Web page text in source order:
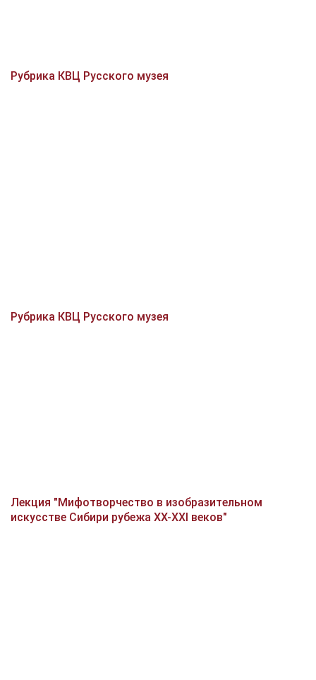
Рубрика КВЦ Русского музея
Рубрика КВЦ Русского музея
Лекция "Мифотворчество в изобразительном
искусстве Сибири рубежа XX-XXI веков"